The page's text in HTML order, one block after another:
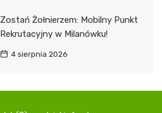
Zostań Żołnierzem: Mobilny Punkt
Rekrutacyjny w Milanówku!
4 sierpnia 2026